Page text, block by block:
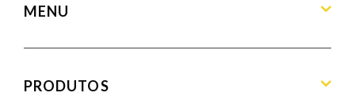
MENU
Home
PRODUTOS